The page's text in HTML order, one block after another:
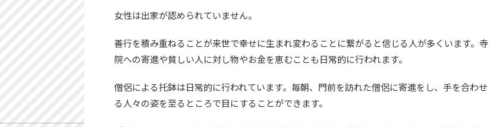
女性は出家が認められていません。
善行を積み重ねることが来世で幸せに生まれ変わることに繋がると信じる人が多くいます。寺
院への寄進や貧しい人に対し物やお金を恵むことも日常的に行われます。
僧侶による托鉢は日常的に行われています。毎朝、門前を訪れた僧侶に寄進をし、手を合わせ
る人々の姿を至るところで目にすることができます。